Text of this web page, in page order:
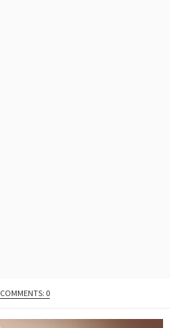
COMMENTS: 0